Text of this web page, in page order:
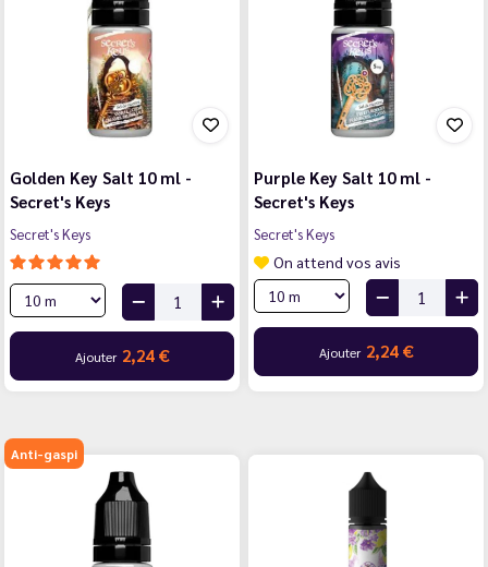
Golden Key Salt 10 ml -
Secret's Keys
Secret's Keys
Ajouter 2,24 €
Purple Key Salt 10 ml -
Secret's Keys
Secret's Keys
On attend vos avis
Ajouter 2,24 €
Anti-gaspi